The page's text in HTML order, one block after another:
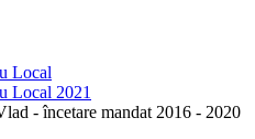
Local
Local 2021
- încetare mandat 2016 - 2020